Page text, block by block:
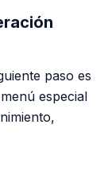
paso es
especial